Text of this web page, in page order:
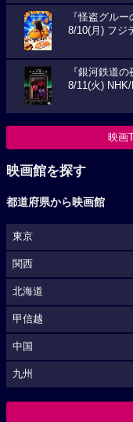
『怪盗グル
8/10(月) フジ
『銀河鉄道の
8/11(火)
映画
映画館を探す
都道府県から映画館
東京
関西
北海道
甲信越
中国
九州